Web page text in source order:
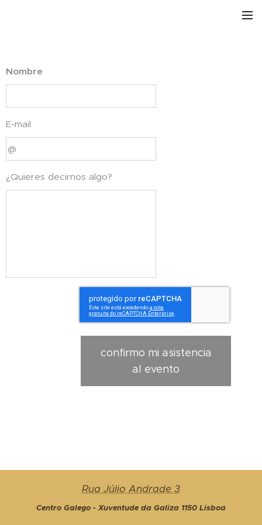
Nombre
E-mail
¿Quieres decirnos algo?
confirmo mi asistencia
al evento
Rua Júlio Andrade 3
Centro Galego - Xuventude da Galiza 1150 Lisboa